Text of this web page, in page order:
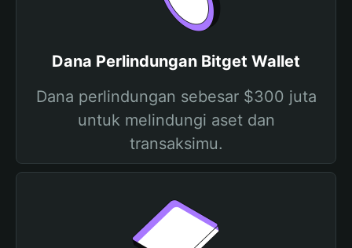
Dana Perlindungan Bitget Wallet
Dana perlindungan sebesar $300 juta
untuk melindungi aset dan
transaksimu.